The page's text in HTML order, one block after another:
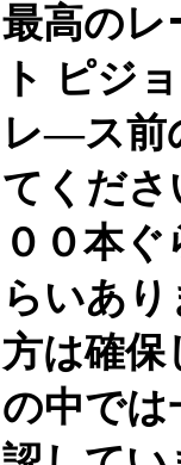
最高の
ト ピジ
レ―ス前
てくだ
００本
らいあ
方は確
の中では